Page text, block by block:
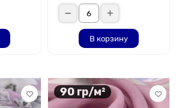
В корзину
90 гр/м²